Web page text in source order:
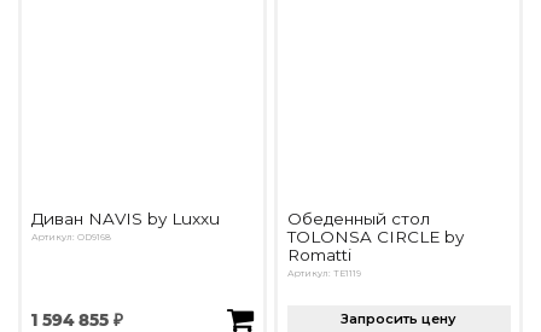
Диван NAVIS by Luxxu
Артикул: OD9168
1 594 855 ₽
Обеденный стол
TOLONSA CIRCLE by
Romatti
Артикул: TE1119
Запросить цену